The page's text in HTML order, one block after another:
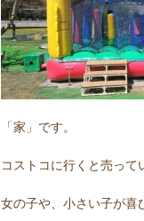
「家」です。
コストコに行くと売って
女の子や、小さい子が喜